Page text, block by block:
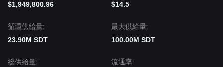
$1,949,800.96
$14.5
循環供給量:
23.90M SDT
‌最大供給量:
100.00M SDT
‌総供給量:
流通率: